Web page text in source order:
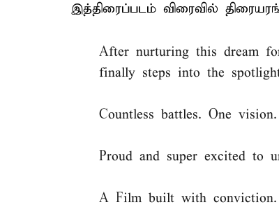
இத்திரைப்படம் விரைவில்
After nurturing this dream
finally steps into the
Countless battles. One
Proud and super excited to
A Film built with conviction.